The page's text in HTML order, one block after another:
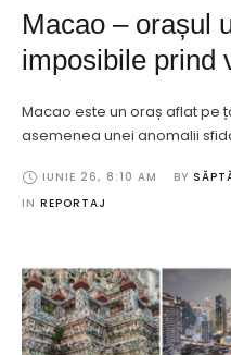
Macao – orașul
imposibile prind
Macao este un oraș aflat pe
asemenea unei anomalii
IUNIE 26, 8:10 AM BY
IN REPORTAJ